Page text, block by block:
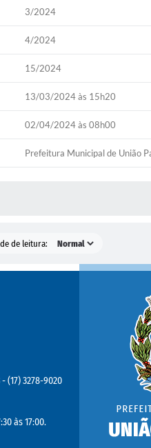
3/2024
4/2024
15/2024
13/03/2024 às 15h20
02/04/2024 às 08h00
Prefeitura Municipal de União
de leitura:
- (17) 3278-9020
às 17:00.